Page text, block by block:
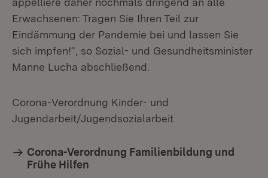
Erwachsenen: Tragen Sie Ihren Teil zur
Eindämmung der Pandemie bei und lassen Sie
sich impfen!“, so Sozial- und Gesundheitsminister
Manne Lucha abschließend.
Corona-Verordnung Kinder- und
Jugendarbeit/Jugendsozialarbeit
Corona-Verordnung Familienbildung und
Frühe Hilfen